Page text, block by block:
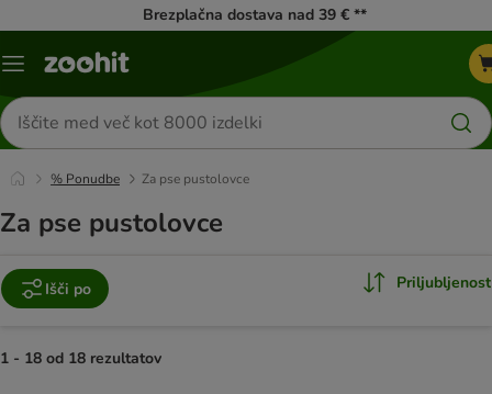
Brezplačna dostava nad 39 € **
Meni
Iskanje
izdelkov
% Ponudbe Za pse pustolovce
Za pse pustolovce
Išči po Priljubljenost
1 - 18 od 18 rezultatov